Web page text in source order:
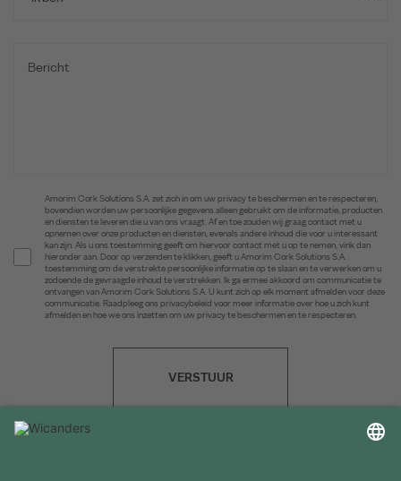
Amorim Cork Solutions S.A. zet zich in om uw privacy te beschermen en te respecteren,
bovendien worden uw persoonlijke gegevens alleen gebruikt om de informatie, producten
en diensten te leveren die u van ons vraagt. Af en toe zouden wij graag contact met u
opnemen over onze producten en diensten, evenals andere inhoud die voor u interessant
kan zijn. Als u ons toestemming geeft om hiervoor contact met u op te nemen, vink dan
hieronder aan. Door op verzenden te klikken, geeft u Amorim Cork Solutions S.A.
toestemming om de verstrekte persoonlijke informatie op te slaan en te verwerken om u
zodoende de gevraagde inhoud te verstrekken. Ik ga ermee akkoord om communicatie te
ontvangen van Amorim Cork Solutions S.A. U kunt zich op elk moment afmelden voor deze
communicatie. Raadpleeg ons privacybeleid voor meer informatie over hoe u zich kunt
afmelden en hoe we ons inzetten om uw privacy te beschermen en te respecteren.
VERSTUUR